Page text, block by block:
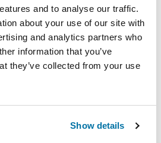
and to analyse our traffic.
about your use of our site with
and analytics partners who
information that you’ve
they’ve collected from your use
Show details
bedrijfseconomische
toepassen van ons
op afstand instellen,
behoort tot de opties.